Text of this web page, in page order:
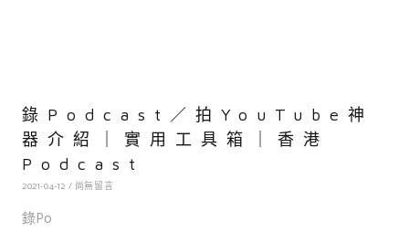
錄Podcast／拍YouTube神
器介紹｜實用工具箱｜香港
Podcast
2021-04-12 尚無留言
錄Po